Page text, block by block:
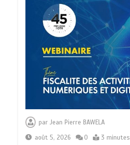
parJean Pierre BAWELA
août 5, 2026
0 3 minutes